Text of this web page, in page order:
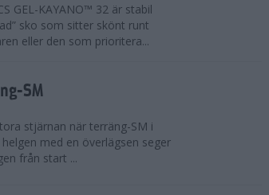
GEL-KAYANO™ 32 är stabil
sko som sitter skönt runt
eller den som prioritera...
SM
stjärnan när terräng-SM i
med en överlägsen seger
från start ...